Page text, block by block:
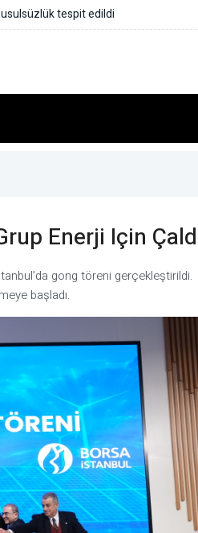
Enerji Için
gong töreni gerçekleştirildi.
başladı.